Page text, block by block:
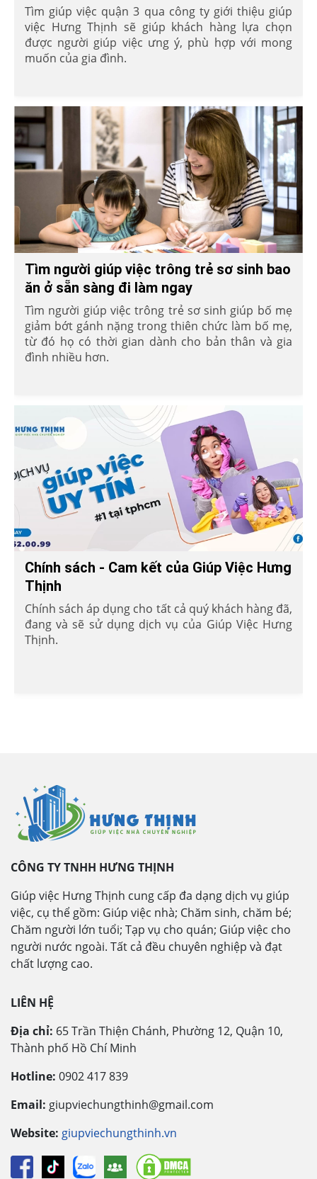
Tìm giúp việc quận 3 qua công ty giới thiệu giúp
việc Hưng Thịnh sẽ giúp khách hàng lựa chọn
được người giúp việc ưng ý, phù hợp với mong
muốn của gia đình.
Tìm người giúp việc trông trẻ sơ sinh bao
ăn ở sẵn sàng đi làm ngay
Tìm người giúp việc trông trẻ sơ sinh giúp bố mẹ
giảm bớt gánh nặng trong thiên chức làm bố mẹ,
từ đó họ có thời gian dành cho bản thân và gia
đình nhiều hơn.
Chính sách - Cam kết của Giúp Việc Hưng
Thịnh
Chính sách áp dụng cho tất cả quý khách hàng đã,
đang và sẽ sử dụng dịch vụ của Giúp Việc Hưng
Thịnh.
CÔNG TY TNHH HƯNG THỊNH
Giúp việc Hưng Thịnh cung cấp đa dạng dịch vụ giúp
việc, cụ thể gồm: Giúp việc nhà; Chăm sinh, chăm bé;
Chăm người lớn tuổi; Tạp vụ cho quán; Giúp việc cho
người nước ngoài. Tất cả đều chuyên nghiệp và đạt
chất lượng cao.
LIÊN HỆ
Địa chỉ: 65 Trần Thiện Chánh, Phường 12, Quận 10,
Thành phố Hồ Chí Minh
Hotline: 0902 417 839
Email: giupviechungthinh@gmail.com
Website: giupviechungthinh.vn